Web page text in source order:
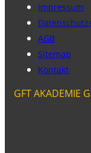
Impressum
AGB
Sitemap
Kontakt
GFT AKADEMIE